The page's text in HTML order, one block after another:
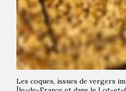
Les coques, issues de vergers